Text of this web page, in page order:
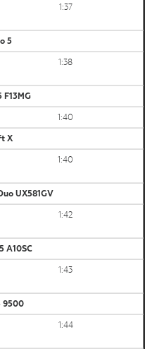
1:37
5
1:38
F13MG
1:40
X
1:40
UX581GV
1:42
A10SC
1:43
9500
1:44